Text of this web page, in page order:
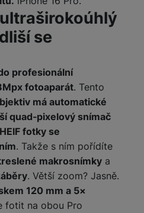
se
profesionální
fotoaparát. Tento
má automatické
quad‑pixelový snímač
fotky se
. Takže s ním pořídíte
makrosnímky a
. Větší zoom? Jasně.
120 mm a 5×
fotit na obou Pro